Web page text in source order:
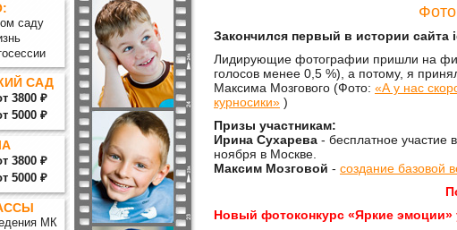
саду
САД
3800 ₽
5000 ₽
3800 ₽
5000 ₽
МК
Закончился первый в истории сайта
Лидирующие фотографии пришли на
голосов менее 0,5 %), а потому, я
Максима Мозгового (Фото: «А у нас
курносики» )
Призы участникам:
Ирина Сухарева - бесплатное участие
ноября в Москве.
Максим Мозговой - создание базовой
Новый фотоконкурс «Яркие эмоции»